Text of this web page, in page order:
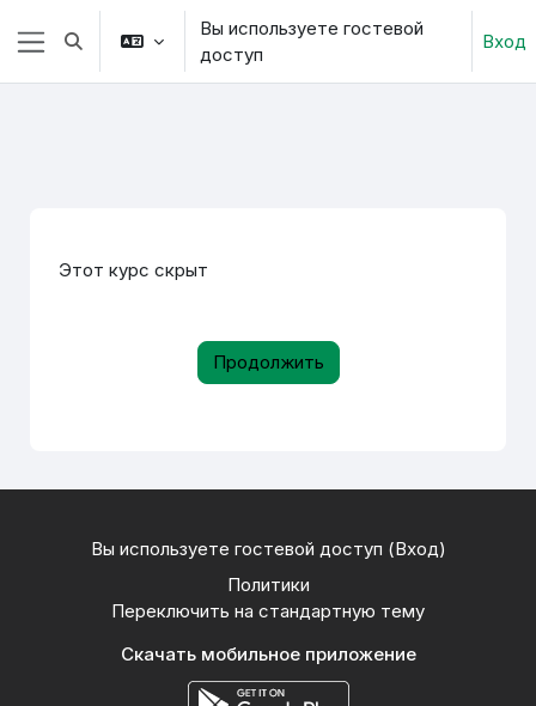
Перейти к основному содержанию
Боковая панель
Изменить данные поисковой строки
Вы используете гостевой
доступ
Вход
Этот курс скрыт
Продолжить
Вы используете гостевой доступ (Вход)
Политики
Переключить на стандартную тему
Скачать мобильное приложение